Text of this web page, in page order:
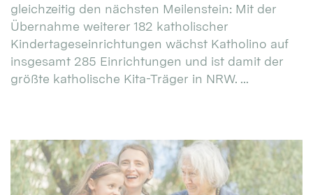
gleichzeitig den nächsten Meilenstein: Mit der
Übernahme weiterer 182 katholischer
Kindertageseinrichtungen wächst Katholino auf
insgesamt 285 Einrichtungen und ist damit der
größte katholische Kita-Träger in NRW. ...